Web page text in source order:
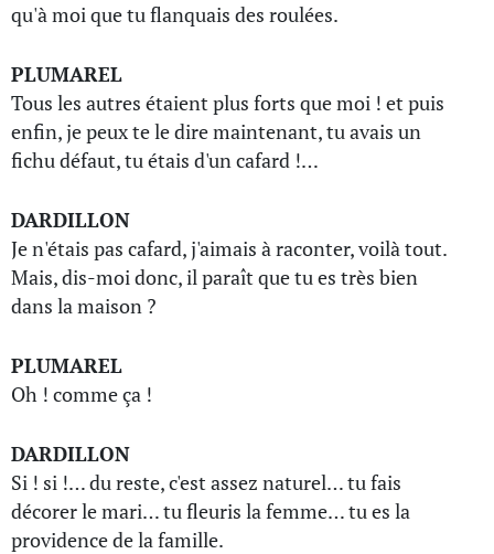
qu'à moi que tu flanquais des roulées.
PLUMAREL
Tous les autres étaient plus forts que moi ! et puis
enfin, je peux te le dire maintenant, tu avais un
fichu défaut, tu étais d'un cafard !…
DARDILLON
Je n'étais pas cafard, j'aimais à raconter, voilà tout.
Mais, dis-moi donc, il paraît que tu es très bien
dans la maison ?
PLUMAREL
Oh ! comme ça !
DARDILLON
Si ! si !… du reste, c'est assez naturel… tu fais
décorer le mari… tu fleuris la femme… tu es la
providence de la famille.